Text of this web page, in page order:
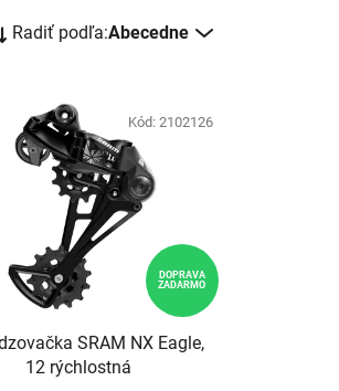
Radenie produktov
Radiť podľa:Abecedne
DOPRAVA
ZADARMO
SRAM NX Eagle,
12 rýchlostná
Kód: 2102126